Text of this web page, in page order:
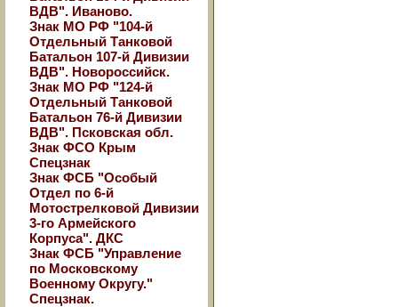
ВДВ". Иваново.
Знак МО РФ "104-й
Отдельный Танковой
Батальон 107-й Дивизии
ВДВ". Новороссийск.
Знак МО РФ "124-й
Отдельный Танковой
Батальон 76-й Дивизии
ВДВ". Псковская обл.
Знак ФСО Крым
Спецзнак
Знак ФСБ "Особый
Отдел по 6-й
Мотострелковой Дивизии
3-го Армейского
Корпуса". ДКС
Знак ФСБ "Управление
по Московскому
Военному Округу."
Спецзнак.